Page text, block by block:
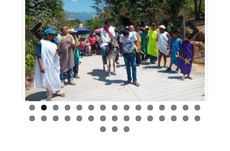
Previous Next